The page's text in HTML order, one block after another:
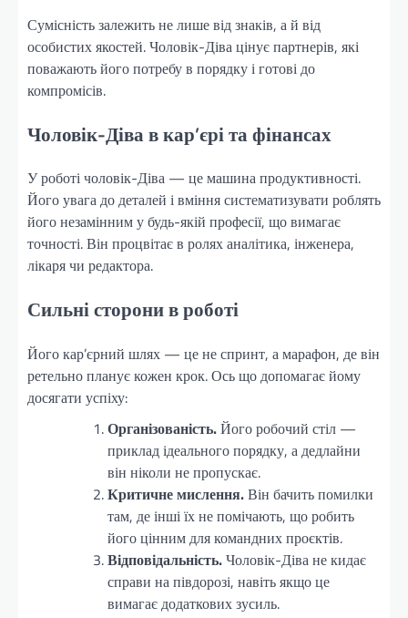
Сумісність залежить не лише від знаків, а й від
особистих якостей. Чоловік-Діва цінує партнерів, які
поважають його потребу в порядку і готові до
компромісів.
Чоловік-Діва в кар’єрі та фінансах
У роботі чоловік-Діва — це машина продуктивності.
Його увага до деталей і вміння систематизувати роблять
його незамінним у будь-якій професії, що вимагає
точності. Він процвітає в ролях аналітика, інженера,
лікаря чи редактора.
Сильні сторони в роботі
Його кар’єрний шлях — це не спринт, а марафон, де він
ретельно планує кожен крок. Ось що допомагає йому
досягати успіху:
Організованість.Його робочий стіл —
приклад ідеального порядку, а дедлайни
він ніколи не пропускає.
Критичне мислення.Він бачить помилки
там, де інші їх не помічають, що робить
його цінним для командних проєктів.
Відповідальність.Чоловік-Діва не кидає
справи на півдорозі, навіть якщо це
вимагає додаткових зусиль.